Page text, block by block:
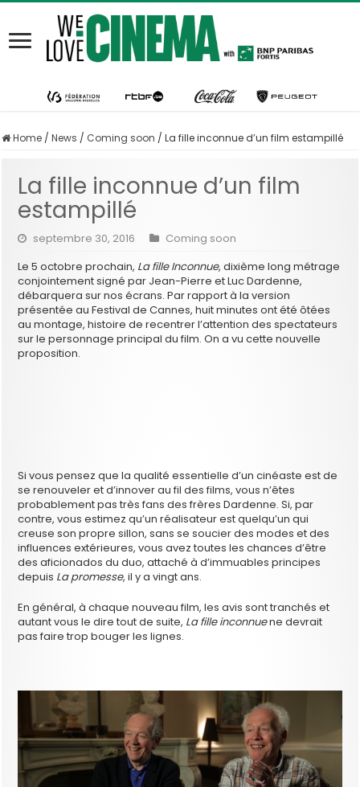
Home / News / Coming soon / La fille inconnue d’un film estampillé
La fille inconnue d’un film
estampillé
septembre 30, 2016
Coming soon
Le 5 octobre prochain, La fille Inconnue, dixième long métrage
conjointement signé par Jean-Pierre et Luc Dardenne,
débarquera sur nos écrans. Par rapport à la version
présentée au Festival de Cannes, huit minutes ont été ôtées
au montage, histoire de recentrer l’attention des spectateurs
sur le personnage principal du film. On a vu cette nouvelle
proposition.
Si vous pensez que la qualité essentielle d’un cinéaste est de
se renouveler et d’innover au fil des films, vous n’êtes
probablement pas très fans des frères Dardenne. Si, par
contre, vous estimez qu’un réalisateur est quelqu’un qui
creuse son propre sillon, sans se soucier des modes et des
influences extérieures, vous avez toutes les chances d’être
des aficionados du duo, attaché à d’immuables principes
depuis La promesse, il y a vingt ans.
En général, à chaque nouveau film, les avis sont tranchés et
autant vous le dire tout de suite, La fille inconnuene devrait
pas faire trop bouger les lignes.